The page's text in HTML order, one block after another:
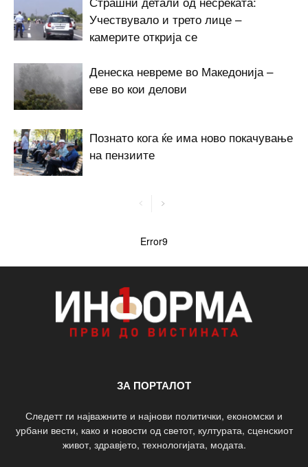
Учествувало и трето лице –
камерите открија се
Денеска невреме во Македонија –
еве во кои делови
Познато кога ќе има ново покачување
на пензиите
Error9
ЗА ПОРТАЛОТ
Следетт ги најважните и најнови политички, економски и
урбани вести, како и новости од светот, културата, сценскиот
живот, здравјето, технологијата, модата.